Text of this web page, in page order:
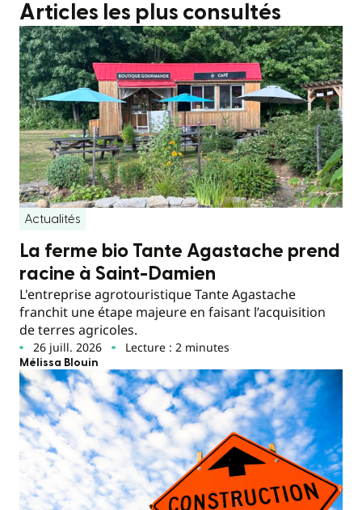
Articles les plus consultés
Actualités
La ferme bio Tante Agastache prend
racine à Saint-Damien
L'entreprise agrotouristique Tante Agastache
franchit une étape majeure en faisant l’acquisition
de terres agricoles.
26 juill. 2026 Lecture : 2 minutes
Mélissa Blouin